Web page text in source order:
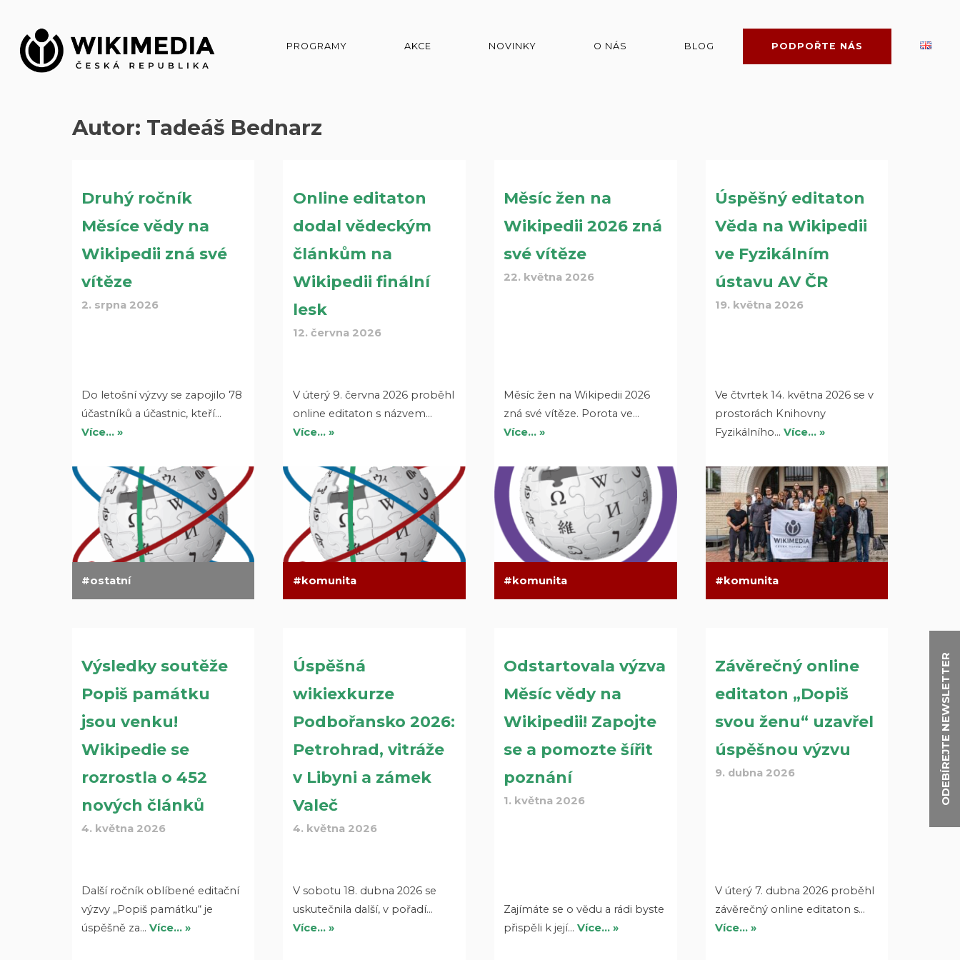
ODEBÍREJTE NEWSLETTER
obsah
PROGRAMY AKCE NOVINKY O NÁS BLOG PODPOŘTE NÁS
Autor: Tadeáš Bednarz
Druhý ročník
Měsíce vědy na
Wikipedii zná své
vítěze
2. srpna 2026
Do letošní výzvy se zapojilo 78
účastníků a účastnic, kteří…
Více… »
ostatní
Online editaton
dodal vědeckým
článkům na
Wikipedii finální
lesk
12. června 2026
V úterý 9. června 2026 proběhl
online editaton s názvem…
Více… »
komunita
Měsíc žen na
Wikipedii 2026 zná
své vítěze
22. května 2026
Měsíc žen na Wikipedii 2026
zná své vítěze. Porota ve…
Více… »
komunita
Úspěšný editaton
Věda na Wikipedii
ve Fyzikálním
ústavu AV ČR
19. května 2026
Ve čtvrtek 14. května 2026 se v
prostorách Knihovny
Fyzikálního… Více… »
komunita
Výsledky soutěže
Popiš památku
jsou venku!
Wikipedie se
rozrostla o 452
nových článků
4. května 2026
Další ročník oblíbené editační
výzvy „Popiš památku“ je
úspěšně za…Více… »
Úspěšná
wikiexkurze
Podbořansko 2026:
Petrohrad, vitráže
v Libyni a zámek
Valeč
4. května 2026
V sobotu 18. dubna 2026 se
uskutečnila další, v pořadí…
Více… »
Odstartovala výzva
Měsíc vědy na
Wikipedii! Zapojte
se a pomozte šířit
poznání
1. května 2026
Zajímáte se o vědu a rádi byste
přispěli k její…Více… »
Závěrečný online
editaton „Dopiš
svou ženu“ uzavřel
úspěšnou výzvu
9. dubna 2026
V úterý 7. dubna 2026 proběhl
závěrečný online editaton s…
Více… »